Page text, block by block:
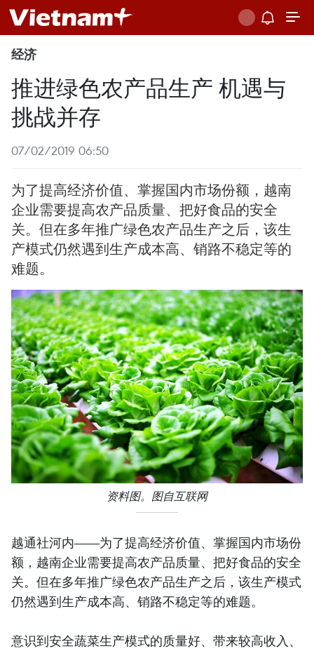
经济
推进绿色农产品生产 机遇与
挑战并存
07/02/2019 06:50
为了提高经济价值、掌握国内市场份额，越南
企业需要提高农产品质量、把好食品的安全
关。但在多年推广绿色农产品生产之后，该生
产模式仍然遇到生产成本高、销路不稳定等的
难题。
资料图。图自互联网
越通社河内——为了提高经济价值、掌握国内市场份
额，越南企业需要提高农产品质量、把好食品的安全
关。但在多年推广绿色农产品生产之后，该生产模式
仍然遇到生产成本高、销路不稳定等的难题。
意识到安全蔬菜生产模式的质量好、带来较高收入、